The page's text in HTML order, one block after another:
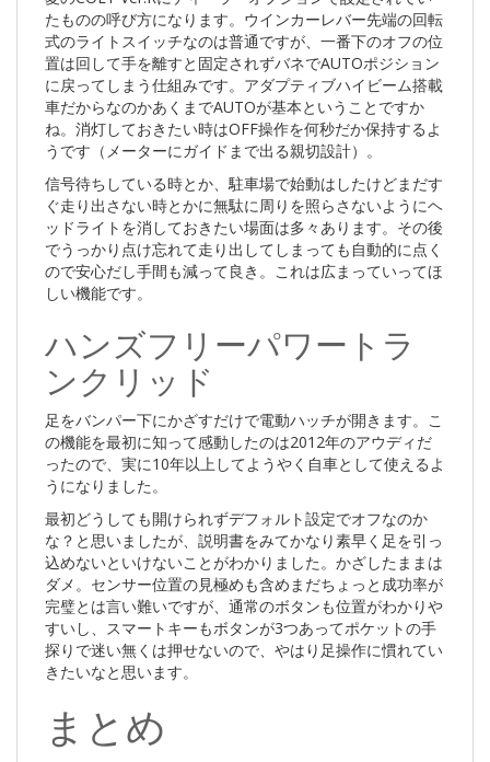
たものの呼び方になります。ウインカーレバー先端の回転
式のライトスイッチなのは普通ですが、一番下のオフの位
置は回して手を離すと固定されずバネでAUTOポジション
に戻ってしまう仕組みです。アダプティブハイビーム搭載
車だからなのかあくまでAUTOが基本ということですか
ね。消灯しておきたい時はOFF操作を何秒だか保持するよ
うです（メーターにガイドまで出る親切設計）。
信号待ちしている時とか、駐車場で始動はしたけどまだす
ぐ走り出さない時とかに無駄に周りを照らさないようにヘ
ッドライトを消しておきたい場面は多々あります。その後
でうっかり点け忘れて走り出してしまっても自動的に点く
ので安心だし手間も減って良き。これは広まっていってほ
しい機能です。
ハンズフリーパワートラ
ンクリッド
足をバンパー下にかざすだけで電動ハッチが開きます。こ
の機能を最初に知って感動したのは2012年のアウディだ
ったので、実に10年以上してようやく自車として使えるよ
うになりました。
最初どうしても開けられずデフォルト設定でオフなのか
な？と思いましたが、説明書をみてかなり素早く足を引っ
込めないといけないことがわかりました。かざしたままは
ダメ。センサー位置の見極めも含めまだちょっと成功率が
完璧とは言い難いですが、通常のボタンも位置がわかりや
すいし、スマートキーもボタンが3つあってポケットの手
探りで迷い無くは押せないので、やはり足操作に慣れてい
きたいなと思います。
まとめ